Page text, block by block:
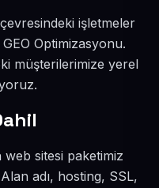
işletmeler
Optimizasyonu.
müşterilerimize yerel
sitesi paketimiz
adı, hosting, SSL,